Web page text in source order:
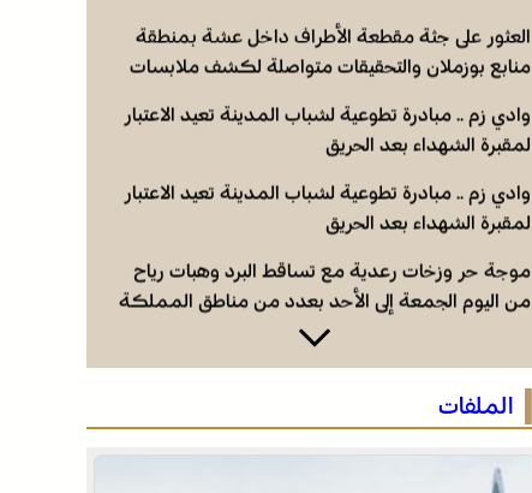
العثور على جثة مقطعة الأطراف داخل عشة بمنطقة
منابع بوزملان والتحقيقات متواصلة لكشف ملابسات
وادي زم .. مبادرة تطوعية لشباب المدينة تعيد الاعتبار
لمقبرة الشهداء بعد الحريق
وادي زم .. مبادرة تطوعية لشباب المدينة تعيد الاعتبار
لمقبرة الشهداء بعد الحريق
موجة حر وزخات رعدية مع تساقط البرد وهبات رياح
من اليوم الجمعة إلى الأحد بعدد من مناطق المملكة
العثور على جثة مقطعة الأطراف داخل عشة بمنطقة
الجريمة
وادي زم .. مبادرة تطوعية لشباب المدينة تعيد الاعتبار
الملفات